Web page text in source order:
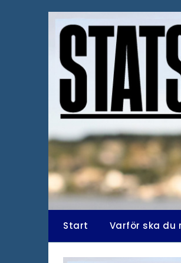
Start Varför ska du